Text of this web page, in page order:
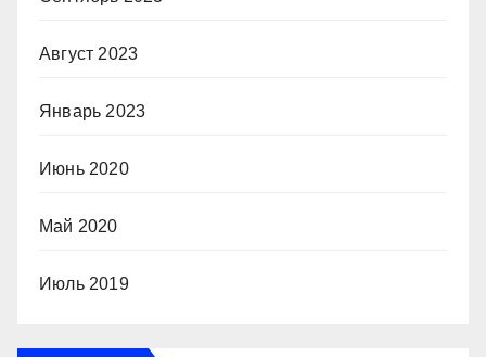
Август 2023
Январь 2023
Июнь 2020
Май 2020
Июль 2019